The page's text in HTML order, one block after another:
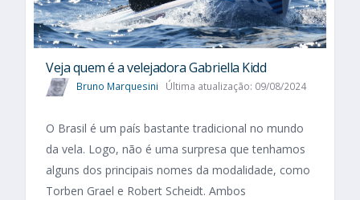
Veja quem é a velejadora Gabriella Kidd
Bruno Marquesini Última atualização: 09/08/2024
O Brasil é um país bastante tradicional no mundo
da vela. Logo, não é uma surpresa que tenhamos
alguns dos principais nomes da modalidade, como
Torben Grael e Robert Scheidt. Ambos